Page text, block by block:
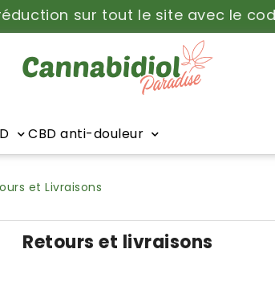
sur tout le site avec le
CBD anti-douleur
et Livraisons
Retours et livraisons